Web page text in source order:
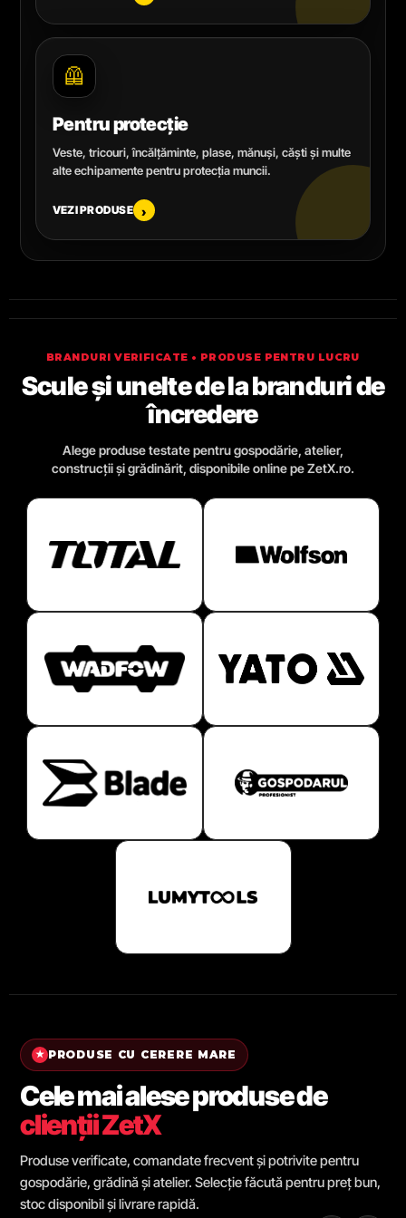
🦺
Pentru protecție
Veste, tricouri, încălțăminte, plase, mănuși, căști și multe
alte echipamente pentru protecția muncii.
VEZI PRODUSE ›
BRANDURI VERIFICATE • PRODUSE PENTRU LUCRU
Scule și unelte de la branduri de
încredere
Alege produse testate pentru gospodărie, atelier,
construcții și grădinărit, disponibile online pe ZetX.ro.
★ PRODUSE CU CERERE MARE
Cele mai alese produse de
clienții ZetX
Produse verificate, comandate frecvent și potrivite pentru
gospodărie, grădină și atelier. Selecție făcută pentru preț bun,
stoc disponibil și livrare rapidă.